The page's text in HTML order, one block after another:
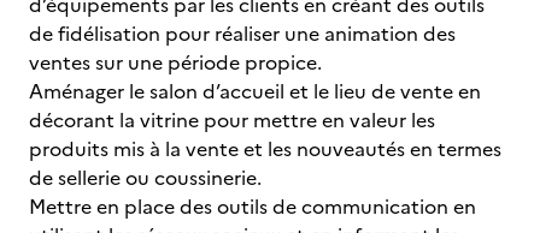
de fidélisation pour réaliser une animation des
ventes sur une période propice.
Aménager le salon d’accueil et le lieu de vente en
décorant la vitrine pour mettre en valeur les
produits mis à la vente et les nouveautés en termes
de sellerie ou coussinerie.
Mettre en place des outils de communication en